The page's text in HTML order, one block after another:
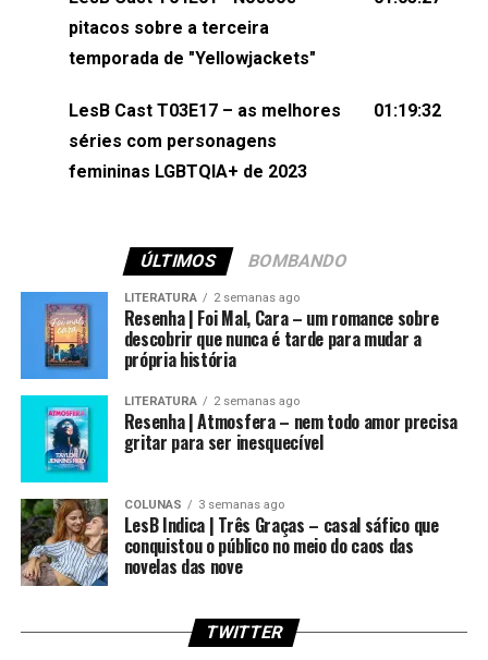
(⁠⁠⁠⁠@brunarfentanes⁠⁠⁠⁠) e Pollyelly FlorêncioEdição de
Naiady Machado
pitacos sobre a terceira
temporada de "Yellowjackets"
LesB Cast T03E17 – as melhores
séries com personagens
femininas LGBTQIA+ de 2023
01:19:32
ÚLTIMOS BOMBANDO
LITERATURA 2 semanas ago
Resenha | Foi Mal, Cara – um romance sobre
descobrir que nunca é tarde para mudar a
própria história
LITERATURA 2 semanas ago
Resenha | Atmosfera – nem todo amor precisa
gritar para ser inesquecível
COLUNAS 3 semanas ago
LesB Indica | Três Graças – casal sáfico que
conquistou o público no meio do caos das
novelas das nove
TWITTER